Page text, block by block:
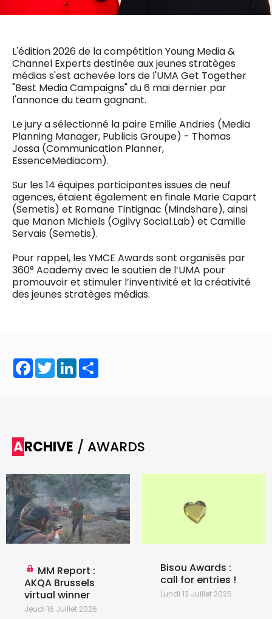
L'édition 2026 de la compétition Young Media &
Channel Experts destinée aux jeunes stratèges
médias s'est achevée lors de l'UMA Get Together
"Best Media Campaigns" du 6 mai dernier par
l'annonce du team gagnant.
Le jury a sélectionné la paire Emilie Andries (Media
Planning Manager, Publicis Groupe) - Thomas
Jossa (Communication Planner,
EssenceMediacom).
Sur les 14 équipes participantes issues de neuf
agences, étaient également en finale Marie Capart
(Semetis) et Romane Tintignac (Mindshare), ainsi
que Manon Michiels (Ogilvy Social.Lab) et Camille
Servais (Semetis).
Pour rappel, les YMCE Awards sont organisés par
360° Academy avec le soutien de l’UMA pour
promouvoir et stimuler l’inventivité et la créativité
des jeunes stratèges médias.
Facebook
TwitterLinkedIn
ARCHIVE / AWARDS
MM Report :
AKQA Brussels
virtual winner
Jeudi 16 Juillet 2026
Bisou Awards :
call for entries !
Lundi 13 Juillet 2026
0498 88 64 89
Chief Editor
Griet Byl
0475 97 12 57
g.byl@mm.be
Damien Lemaire
0477 37 31 65
d.lemaire@mm.be
NOTRE CONTENU DIGITAL :
Daily
Freemium
access
5 x week
1 x week
MM Brunch
1 x week
MM Tech
10 x year
MM Best of
10 x year
4 x year
MM Magazine
(digital)
Des questions ?